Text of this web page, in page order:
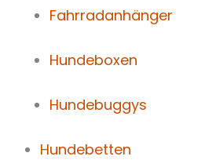
Fahrradanhänger
Hundeboxen
Hundebuggys
Hundebetten